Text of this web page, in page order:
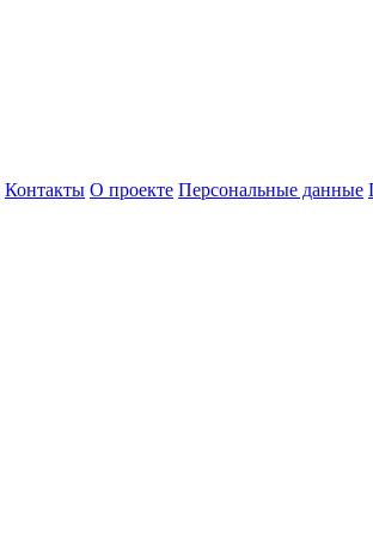
Контакты О проекте Персональные данные